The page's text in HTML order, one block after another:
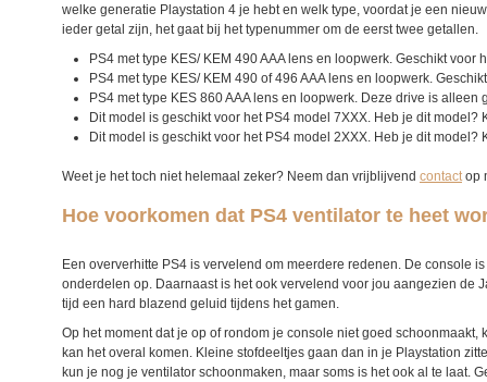
welke generatie Playstation 4 je hebt en welk type, voordat je een
ieder getal zijn, het gaat bij het typenummer om de eerst twee getallen.
PS4 met type KES/ KEM 490 AAA lens en loopwerk. Geschikt
PS4 met type KES/ KEM 490 of 496 AAA lens en loopwerk.
PS4 met type KES 860 AAA lens en loopwerk. Deze drive is
Dit model is geschikt voor het PS4 model 7XXX. Heb je dit
Dit model is geschikt voor het PS4 model 2XXX. Heb je dit
Weet je het toch niet helemaal zeker? Neem dan vrijblijvend contactop
Hoe voorkomen dat PS4 ventilator te heet
Een oververhitte PS4 is vervelend om meerdere redenen. De console
onderdelen op. Daarnaast is het ook vervelend voor jou aangezien de
tijd een hard blazend geluid tijdens het gamen.
Op het moment dat je op of rondom je console niet goed
kan het overal komen. Kleine stofdeeltjes gaan dan in je Playstation
kun je nog je ventilator schoonmaken, maar soms is het ook al te laat.